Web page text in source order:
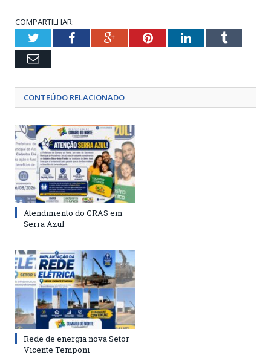
COMPARTILHAR:
TwitterFacebookGoogle+PinterestLinkedInTumblr
Email
CONTEÚDO RELACIONADO
Atendimento do CRAS em
Serra Azul
Rede de energia nova Setor
Vicente Temponi